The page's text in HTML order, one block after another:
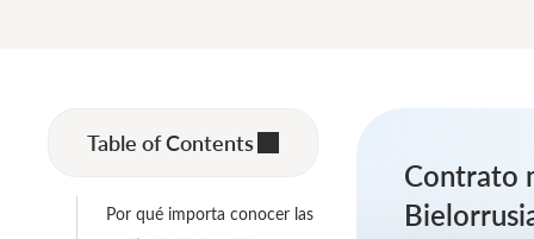
Table of Contents
Por qué importa conocer las
Contrato